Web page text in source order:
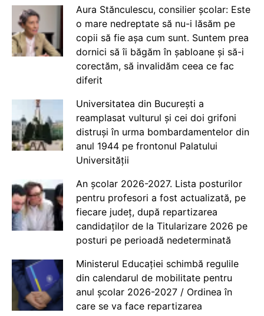
Aura Stănculescu, consilier școlar: Este
o mare nedreptate să nu-i lăsăm pe
copii să fie așa cum sunt. Suntem prea
dornici să îi băgăm în șabloane și să-i
corectăm, să invalidăm ceea ce fac
diferit
Universitatea din București a
reamplasat vulturul și cei doi grifoni
distruși în urma bombardamentelor din
anul 1944 pe frontonul Palatului
Universității
An școlar 2026-2027. Lista posturilor
pentru profesori a fost actualizată, pe
fiecare județ, după repartizarea
candidaților de la Titularizare 2026 pe
posturi pe perioadă nedeterminată
Ministerul Educației schimbă regulile
din calendarul de mobilitate pentru
anul școlar 2026-2027 / Ordinea în
care se va face repartizarea